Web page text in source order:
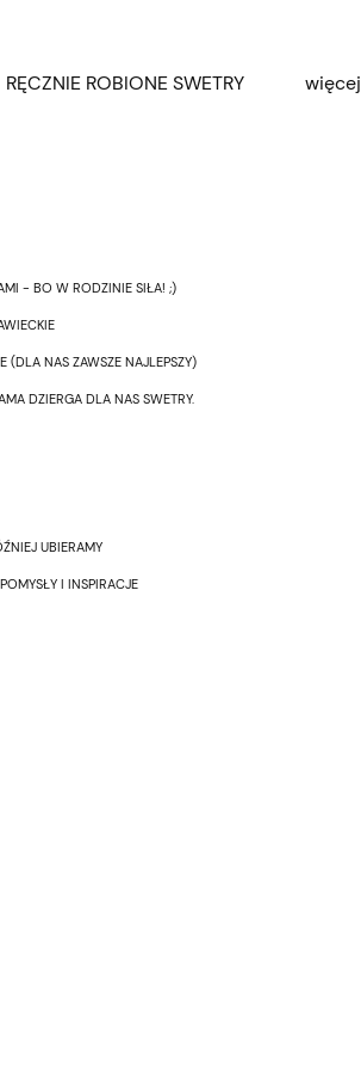
RĘCZNIE ROBIONE SWETRY więcej
- BO W RODZINIE SIŁA! ;)
(DLA NAS ZAWSZE NAJLEPSZY)
DZIERGA DLA NAS SWETRY.
UBIERAMY
I INSPIRACJE